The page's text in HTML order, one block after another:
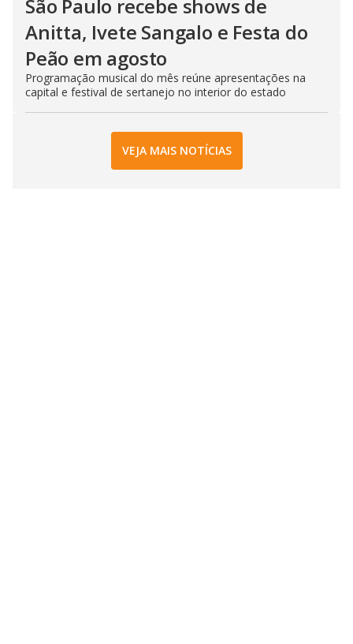
São Paulo recebe shows de
Anitta, Ivete Sangalo e Festa do
Peão em agosto
Programação musical do mês reúne apresentações na
capital e festival de sertanejo no interior do estado
VEJA MAIS NOTÍCIAS